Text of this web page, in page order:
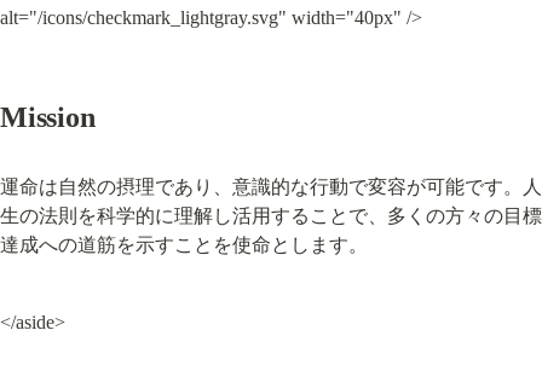
alt="/icons/checkmark_lightgray.svg" width="40px" />
Mission
運命は自然の摂理であり、意識的な行動で変容が可能です。人
生の法則を科学的に理解し活用することで、多くの方々の目標
達成への道筋を示すことを使命とします。
</aside>